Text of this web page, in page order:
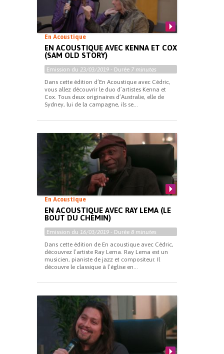
En Acoustique
EN ACOUSTIQUE AVEC KENNA ET COX
(SAM OLD STORY)
Emission du 23/03/2019 - Durée 7 minutes
Dans cette édition d’En Acoustique avec Cédric,
vous allez découvrir le duo d’artistes Kenna et
Cox. Tous deux originaires d’Australie, elle de
Sydney, lui de la campagne, ils se...
En Acoustique
EN ACOUSTIQUE AVEC RAY LEMA (LE
BOUT DU CHEMIN)
Emission du 16/03/2019 - Durée 8 minutes
Dans cette édition de En acoustique avec Cédric,
découvrez l’artiste Ray Lema. Ray Lema est un
musicien, pianiste de jazz et compositeur. Il
découvre le classique à l’église en...